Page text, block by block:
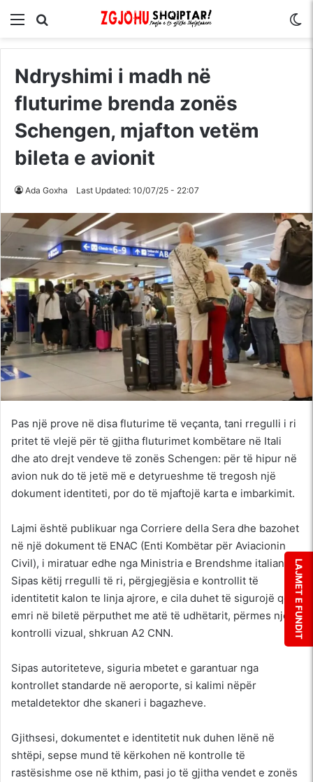
Menu
Ndryshimi i madh në
fluturime brenda zonës
Schengen, mjafton vetëm
bileta e avionit
Ada Goxha Last Updated: 10/07/25 - 22:07
Pas një prove në disa fluturime të veçanta, tani rregulli i ri
pritet të vlejë për të gjitha fluturimet kombëtare në Itali
dhe ato drejt vendeve të zonës Schengen: për të hipur në
avion nuk do të jetë më e detyrueshme të tregosh një
dokument identiteti, por do të mjaftojë karta e imbarkimit.
Lajmi është publikuar nga Corriere della Sera dhe bazohet
në një dokument të ENAC (Enti Kombëtar për Aviacionin
Civil), i miratuar edhe nga Ministria e Brendshme italiane.
Sipas këtij rregulli të ri, përgjegjësia e kontrollit të
identitetit kalon te linja ajrore, e cila duhet të sigurojë që
emri në biletë përputhet me atë të udhëtarit, përmes një
kontrolli vizual, shkruan A2 CNN.
Sipas autoriteteve, siguria mbetet e garantuar nga
kontrollet standarde në aeroporte, si kalimi nëpër
metaldetektor dhe skaneri i bagazheve.
Gjithsesi, dokumentet e identitetit nuk duhen lënë në
shtëpi, sepse mund të kërkohen në kontrolle të
rastësishme ose në kthim, pasi jo të gjitha vendet e zonës
LAJMET E FUNDIT